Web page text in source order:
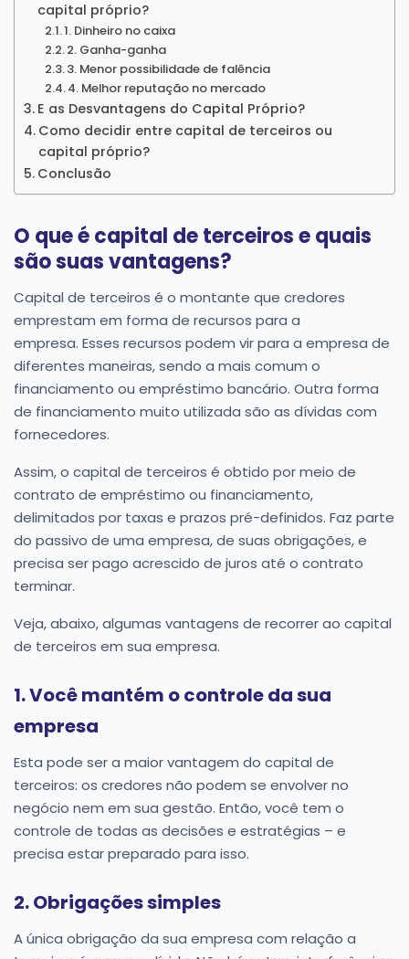
capital próprio?
1. Dinheiro no caixa
2. Ganha-ganha
3. Menor possibilidade de falência
4. Melhor reputação no mercado
E as Desvantagens do Capital Próprio?
Como decidir entre capital de terceiros ou
capital próprio?
Conclusão
O que é capital de terceiros e quais
são suas vantagens?
Capital de terceiros é o montante que credores
emprestam em forma de recursos para a
empresa. Esses recursos podem vir para a empresa de
diferentes maneiras, sendo a mais comum o
financiamento ou empréstimo bancário. Outra forma
de financiamento muito utilizada são as dívidas com
fornecedores.
Assim, o capital de terceiros é obtido por meio de
contrato de empréstimo ou financiamento,
delimitados por taxas e prazos pré-definidos. Faz parte
do passivo de uma empresa, de suas obrigações, e
precisa ser pago acrescido de juros até o contrato
terminar.
Veja, abaixo, algumas vantagens de recorrer ao capital
de terceiros em sua empresa.
1. Você mantém o controle da sua
empresa
Esta pode ser a maior vantagem do capital de
terceiros: os credores não podem se envolver no
negócio nem em sua gestão. Então, você tem o
controle de todas as decisões e estratégias – e
precisa estar preparado para isso.
2. Obrigações simples
A única obrigação da sua empresa com relação a